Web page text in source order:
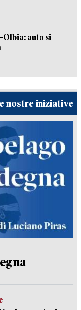
Olbia: auto si
nostre iniziative